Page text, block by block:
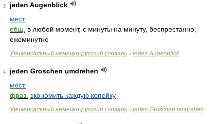
3
jeden Augenblick
мест.
общ.
в любой момент, с минуты на минуту, беспрестанно,
ежеминутно
Универсальный немецко-русский словарь > jeden Augenblick
4
jeden Groschen umdrehen
мест.
фраз. экономить каждую копейку
Универсальный немецко-русский словарь > jeden Groschen umdrehen